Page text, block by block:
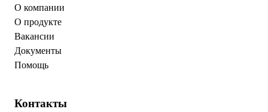
О компании
О продукте
Вакансии
Документы
Помощь
Контакты